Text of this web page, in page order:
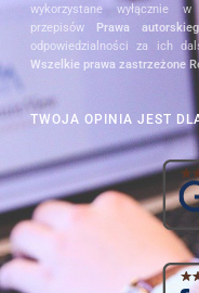
wykorzystane wyłącznie
przepisów
Prawa
odpowiedzialności za ich
Wszelkie prawa zastrzeżone
TWOJA OPINIA JEST